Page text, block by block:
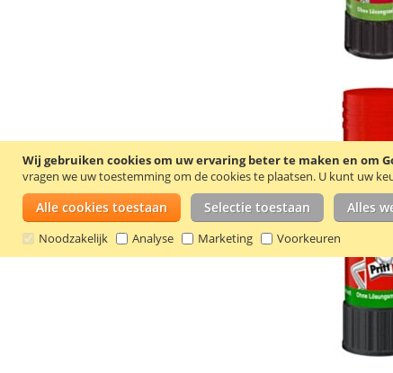
Wij gebruiken cookies om uw ervaring beter te maken en om
vragen we uw toestemming om de cookies te plaatsen. U kunt uw
Alle cookies toestaan Selectie toestaan Alles
Noodzakelijk Analyse Marketing Voorkeuren